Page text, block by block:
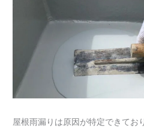
屋根雨漏りは原因が特定できてお